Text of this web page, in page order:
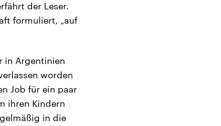
der Leser.
formuliert, „auf
in Argentinien
worden
Job für ein paar
ihren Kindern
in die